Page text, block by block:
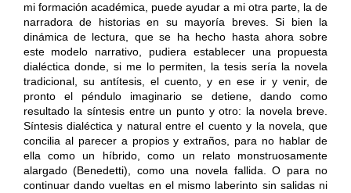
mi formación académica, puede ayudar a mi otra parte, la de
narradora de historias en su mayoría breves. Si bien la
dinámica de lectura, que se ha hecho hasta ahora sobre
este modelo narrativo, pudiera establecer una propuesta
dialéctica donde, si me lo permiten, la tesis sería la novela
tradicional, su antítesis, el cuento, y en ese ir y venir, de
pronto el péndulo imaginario se detiene, dando como
resultado la síntesis entre un punto y otro: la novela breve.
Síntesis dialéctica y natural entre el cuento y la novela, que
concilia al parecer a propios y extraños, para no hablar de
ella como un híbrido, como un relato monstruosamente
alargado (Benedetti), como una novela fallida. O para no
continuar dando vueltas en el mismo laberinto sin salidas ni